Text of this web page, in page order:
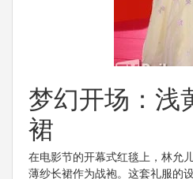
梦幻开场：浅
裙
在电影节的开幕式红毯上，林允
薄纱长裙作为战袍。这套礼服的